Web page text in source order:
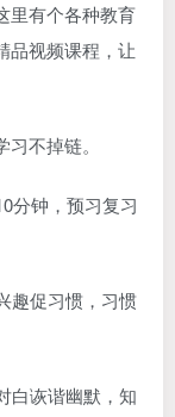
里有个各种教育
品视频课程，让
不掉链。
分钟，预习复习
趣促习惯，习惯
白诙谐幽默，知